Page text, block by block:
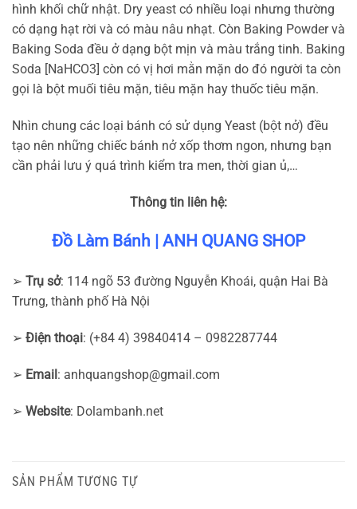
hình khối chữ nhật. Dry yeast có nhiều loại nhưng thường
có dạng hạt rời và có màu nâu nhạt. Còn Baking Powder và
Baking Soda đều ở dạng bột mịn và màu trắng tinh. Baking
Soda [NaHCO3] còn có vị hơi mằn mặn do đó người ta còn
gọi là bột muối tiêu mặn, tiêu mặn hay thuốc tiêu mặn.
Nhìn chung các loại bánh có sử dụng Yeast (bột nở) đều
tạo nên những chiếc bánh nở xốp thơm ngon, nhưng bạn
cần phải lưu ý quá trình kiểm tra men, thời gian ủ,…
Thông tin liên hệ:
Đồ Làm Bánh | ANH QUANG SHOP
➢ Trụ sở: 114 ngõ 53 đường Nguyễn Khoái, quận Hai Bà
Trưng, thành phố Hà Nội
➢ Điện thoại: (+84 4) 39840414 – 0982287744
➢ Email: anhquangshop@gmail.com
➢ Website: Dolambanh.net
SẢN PHẨM TƯƠNG TỰ